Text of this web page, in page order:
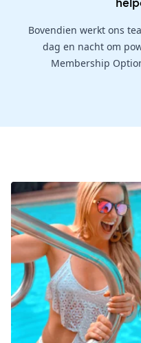
Bovendien werkt ons
dag en nacht om
Membership